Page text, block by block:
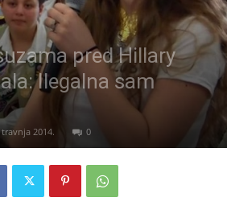
pred Hillary
Ilegalna sam
travnja 2014. 0